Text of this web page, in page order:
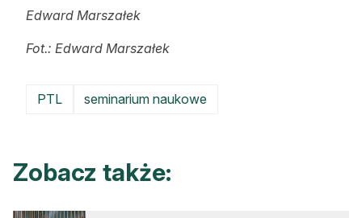
Edward Marszałek
Fot.: Edward Marszałek
PTL seminarium naukowe
Zobacz także: